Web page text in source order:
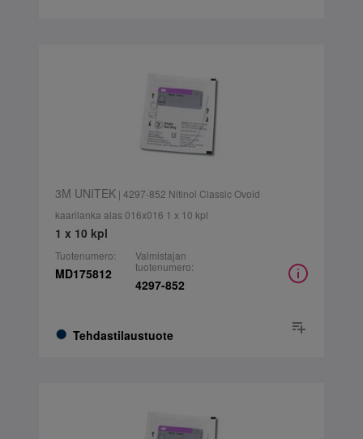
3M UNITEK| 4297-852 Nitinol Classic Ovoid
kaarilanka alas 016x016 1 x 10 kpl
1 x 10 kpl
Tuotenumero:
MD175812
Tehdastilaustuote
Valmistajan
tuotenumero:
4297-852